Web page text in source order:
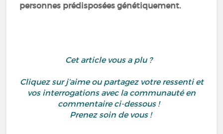
personnes prédisposées génétiquement.
Cet article vous a plu ?
Cliquez sur j’aime ou partagez votre ressenti et
vos interrogations avec la communauté en
commentaire ci-dessous !
Prenez soin de vous !